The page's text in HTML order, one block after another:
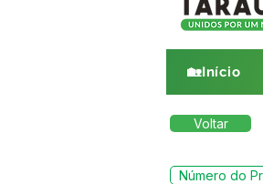
🏡Início
Voltar
Número do